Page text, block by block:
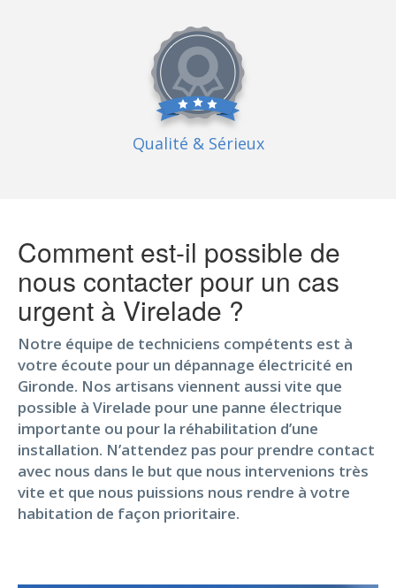
Qualité & Sérieux
Comment est-il possible de
nous contacter pour un cas
urgent à Virelade ?
Notre équipe de techniciens compétents est à
votre écoute pour un dépannage électricité en
Gironde. Nos artisans viennent aussi vite que
possible à Virelade pour une panne électrique
importante ou pour la réhabilitation d’une
installation. N’attendez pas pour prendre contact
avec nous dans le but que nous intervenions très
vite et que nous puissions nous rendre à votre
habitation de façon prioritaire.